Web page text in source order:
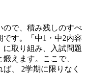
ので、積み残しのすべ
す。「中1・中2内容
取り組み、入試問題
えます。ここで、
、 2学期に限りなく